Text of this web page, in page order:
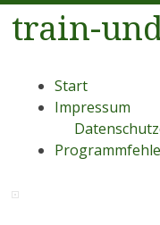
train-
Menü
Zum
Inhalt
Start
Impressum